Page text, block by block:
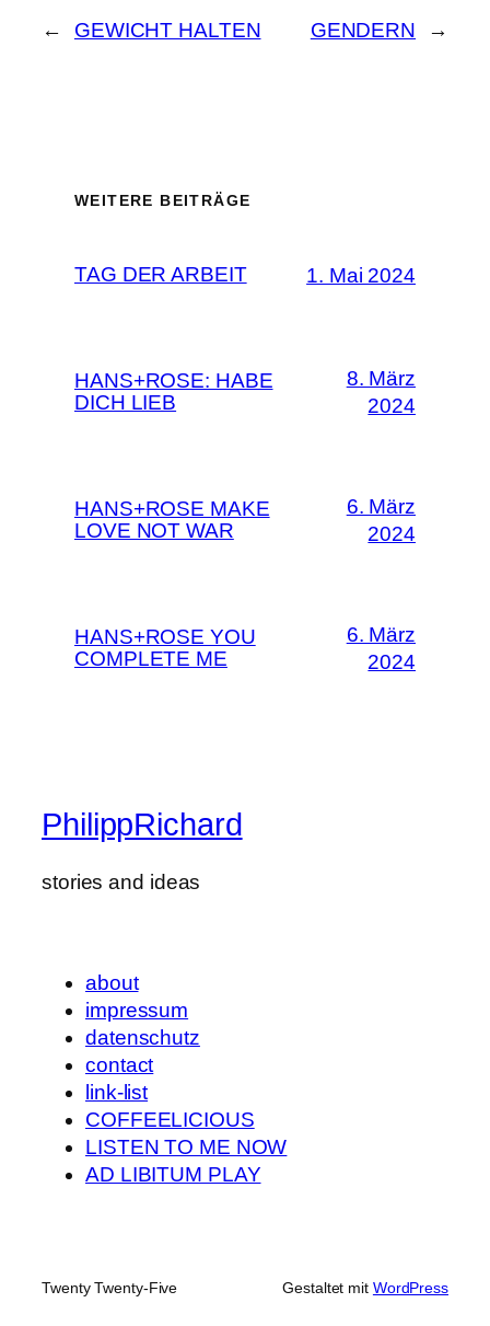
← GEWICHT HALTEN GENDERN →
WEITERE BEITRÄGE
TAG DER ARBEIT 1. Mai 2024
HANS+ROSE: HABE
DICH LIEB
8. März
2024
HANS+ROSE MAKE
LOVE NOT WAR
6. März
2024
HANS+ROSE YOU
COMPLETE ME
6. März
2024
PhilippRichard
stories and ideas
about
impressum
datenschutz
contact
link-list
COFFEELICIOUS
LISTEN TO ME NOW
AD LIBITUM PLAY
Twenty Twenty-Five Gestaltet mit WordPress